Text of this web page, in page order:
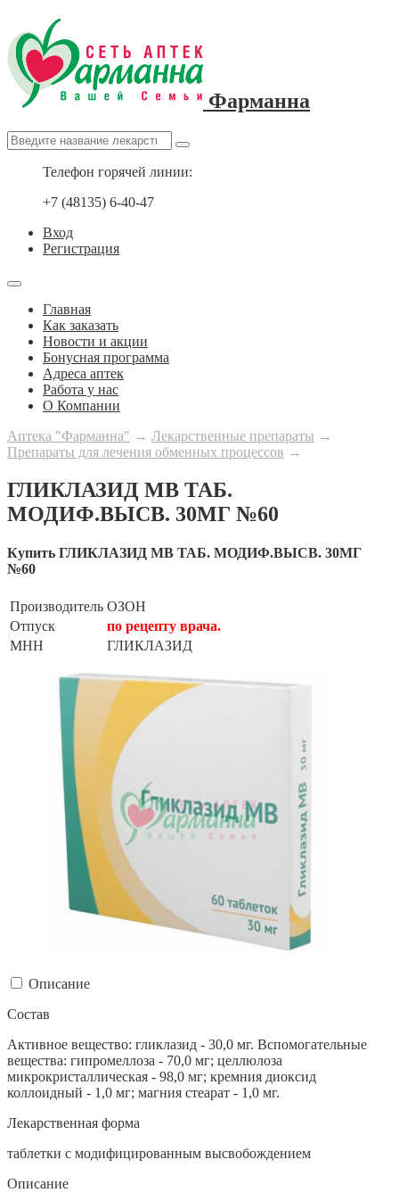
Фарманна
Телефон горячей линии:
+7 (48135) 6-40-47
Вход
Регистрация
Главная
Как заказать
Новости и акции
Бонусная программа
Адреса аптек
Работа у нас
О Компании
Аптека "Фарманна" → Лекарственные препараты →
Препараты для лечения обменных процессов →
ГЛИКЛАЗИД МВ ТАБ.
МОДИФ.ВЫСВ. 30МГ №60
Купить ГЛИКЛАЗИД МВ ТАБ. МОДИФ.ВЫСВ. 30МГ
№60
Производитель ОЗОН
Отпуск
по рецепту врача.
МНН
ГЛИКЛАЗИД
Описание
Состав
Активное вещество: гликлазид - 30,0 мг. Вспомогательные
вещества: гипромеллоза - 70,0 мг; целлюлоза
микрокристаллическая - 98,0 мг; кремния диоксид
коллоидный - 1,0 мг; магния стеарат - 1,0 мг.
Лекарственная форма
таблетки с модифицированным высвобождением
Описание